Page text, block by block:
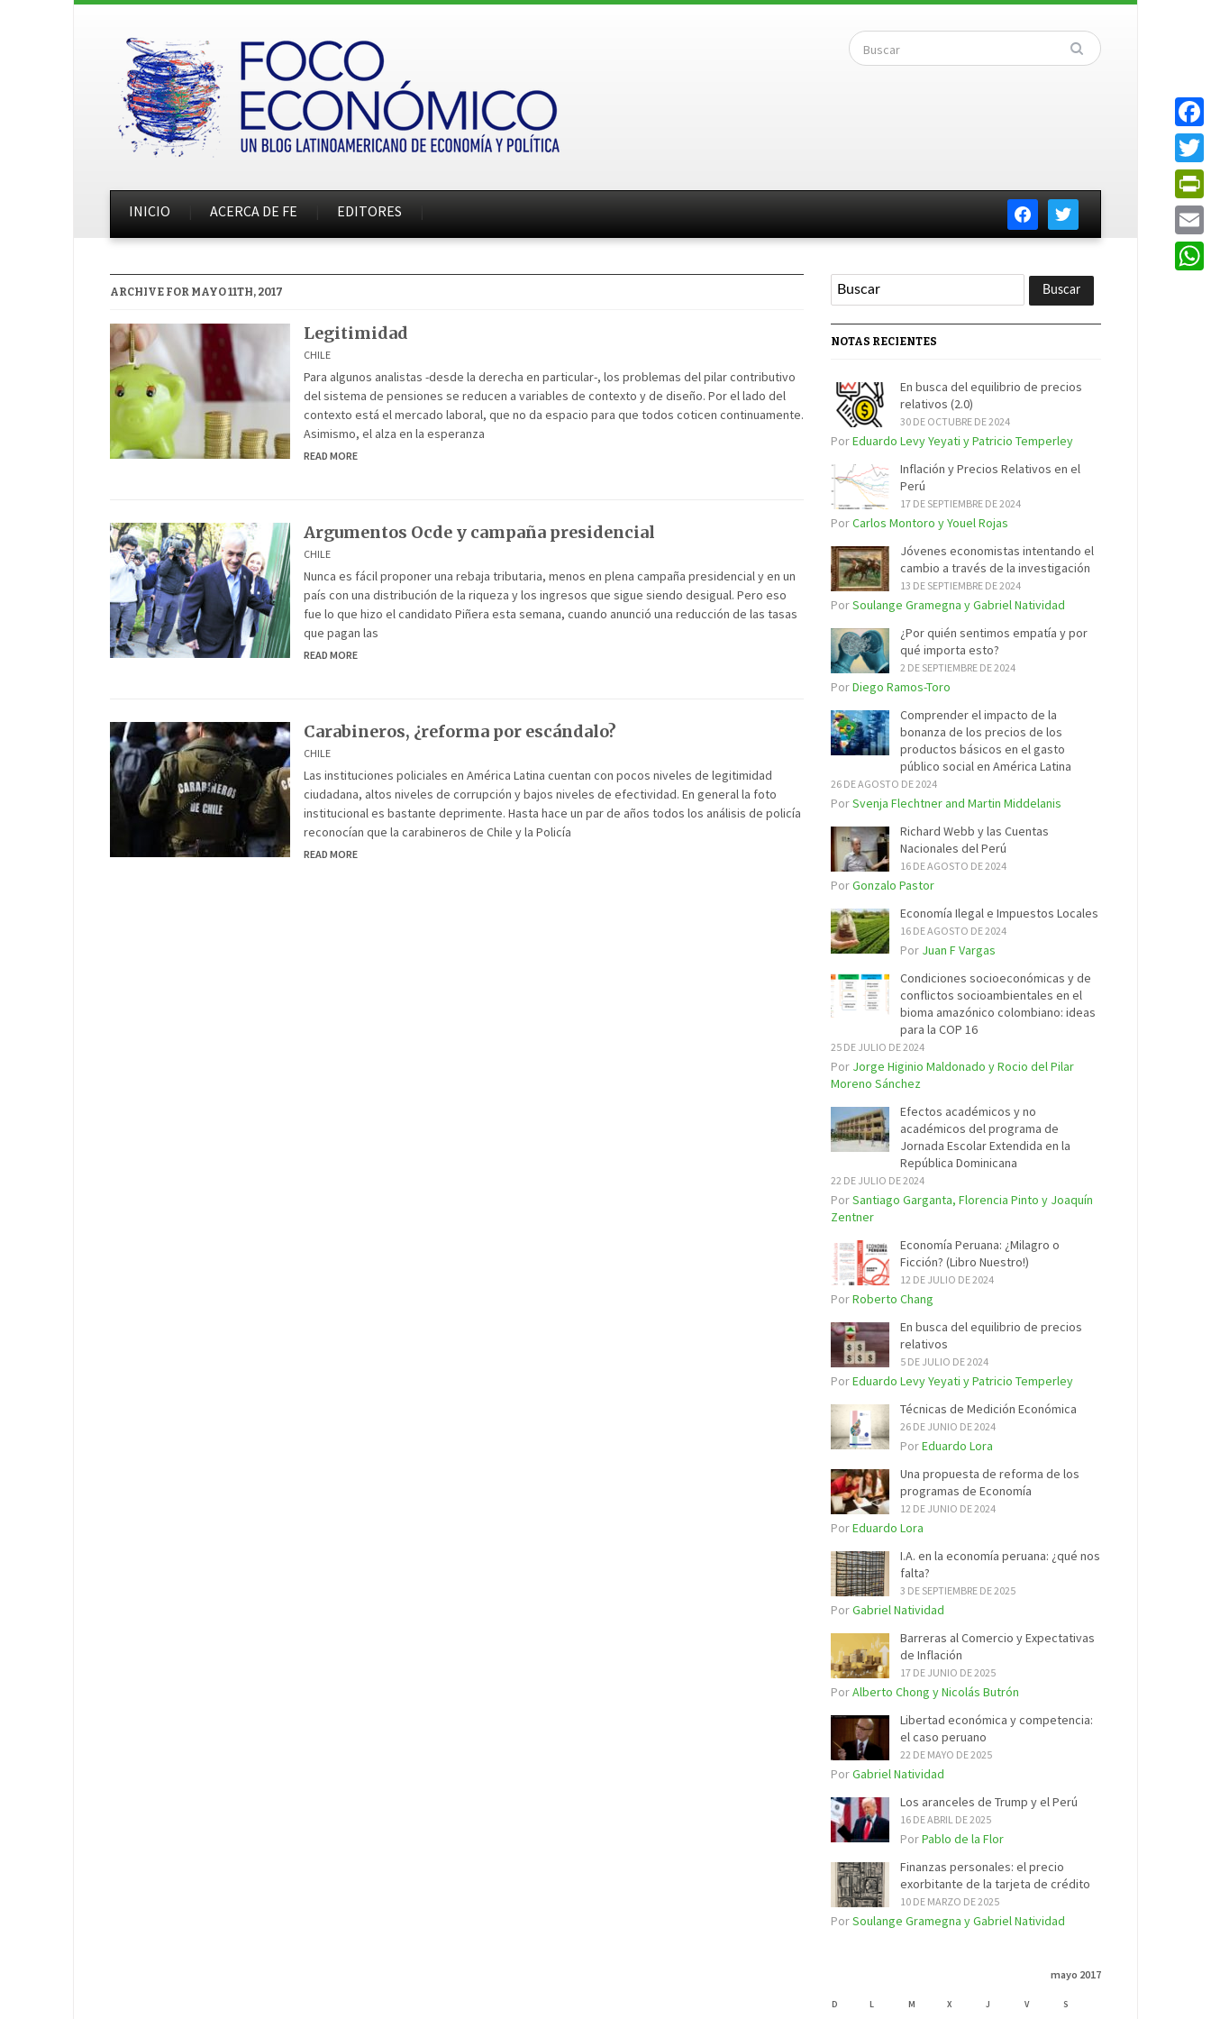
facebooktwitter
INICIO ACERCA DE FE EDITORES
ARCHIVE FOR MAYO 11TH, 2017
Legitimidad
CHILE
Para algunos analistas -desde la derecha en particular-, los problemas del pilar contributivo
del sistema de pensiones se reducen a variables de contexto y de diseño. Por el lado del
contexto está el mercado laboral, que no da espacio para que todos coticen continuamente.
Asimismo, el alza en la esperanza
READ MORE
Argumentos Ocde y campaña presidencial
CHILE
Nunca es fácil proponer una rebaja tributaria, menos en plena campaña presidencial y en un
país con una distribución de la riqueza y los ingresos que sigue siendo desigual. Pero eso
fue lo que hizo el candidato Piñera esta semana, cuando anunció una reducción de las tasas
que pagan las
READ MORE
Carabineros, ¿reforma por escándalo?
CHILE
Las instituciones policiales en América Latina cuentan con pocos niveles de legitimidad
ciudadana, altos niveles de corrupción y bajos niveles de efectividad. En general la foto
institucional es bastante deprimente. Hasta hace un par de años todos los análisis de policía
reconocían que la carabineros de Chile y la Policía
READ MORE
NOTAS RECIENTES
En busca del equilibrio de precios
relativos (2.0)
30 DE OCTUBRE DE 2024
PorEduardo Levy Yeyati y Patricio Temperley
Inflación y Precios Relativos en el
Perú
17 DE SEPTIEMBRE DE 2024
PorCarlos Montoro y Youel Rojas
Jóvenes economistas intentando el
cambio a través de la investigación
13 DE SEPTIEMBRE DE 2024
PorSoulange Gramegna y Gabriel Natividad
¿Por quién sentimos empatía y por
qué importa esto?
2 DE SEPTIEMBRE DE 2024
PorDiego Ramos-Toro
Comprender el impacto de la
bonanza de los precios de los
productos básicos en el gasto
público social en América Latina
26 DE AGOSTO DE 2024
PorSvenja Flechtner and Martin Middelanis
Richard Webb y las Cuentas
Nacionales del Perú
16 DE AGOSTO DE 2024
PorGonzalo Pastor
Economía Ilegal e Impuestos Locales
16 DE AGOSTO DE 2024
Por Juan F Vargas
Condiciones socioeconómicas y de
conflictos socioambientales en el
bioma amazónico colombiano: ideas
para la COP 16
25 DE JULIO DE 2024
Por Jorge Higinio Maldonado y Rocio del Pilar
Moreno Sánchez
Efectos académicos y no
académicos del programa de
Jornada Escolar Extendida en la
República Dominicana
22 DE JULIO DE 2024
PorSantiago Garganta, Florencia Pinto y Joaquín
Zentner
Economía Peruana: ¿Milagro o
Ficción? (Libro Nuestro!)
12 DE JULIO DE 2024
PorRoberto Chang
En busca del equilibrio de precios
relativos
5 DE JULIO DE 2024
PorEduardo Levy Yeyati y Patricio Temperley
Técnicas de Medición Económica
26 DE JUNIO DE 2024
PorEduardo Lora
Una propuesta de reforma de los
programas de Economía
12 DE JUNIO DE 2024
PorEduardo Lora
I.A. en la economía peruana: ¿qué nos
falta?
3 DE SEPTIEMBRE DE 2025
PorGabriel Natividad
Barreras al Comercio y Expectativas
de Inflación
17 DE JUNIO DE 2025
PorAlberto Chong y Nicolás Butrón
Libertad económica y competencia:
el caso peruano
22 DE MAYO DE 2025
PorGabriel Natividad
Los aranceles de Trump y el Perú
16 DE ABRIL DE 2025
PorPablo de la Flor
Finanzas personales: el precio
exorbitante de la tarjeta de crédito
10 DE MARZO DE 2025
PorSoulange Gramegna y Gabriel Natividad
mayo 2017
D L M X J V S
Email